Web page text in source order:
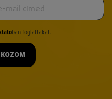
ban foglaltakat.